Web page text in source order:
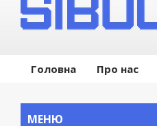
Головна Про нас